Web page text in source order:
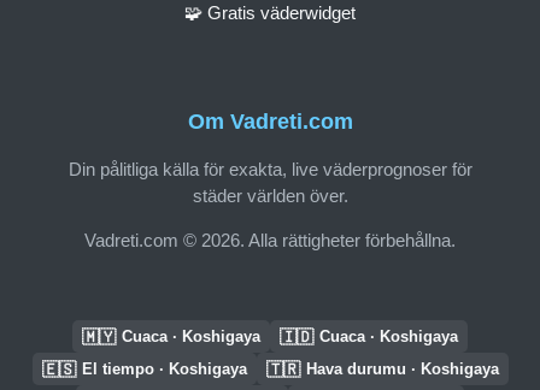
Om Vadreti.com
Din pålitliga källa för exakta, live väderprognoser för
städer världen över.
Vadreti.com © 2026. Alla rättigheter förbehållna.
🧩 Gratis väderwidget
🇲🇾 Cuaca · Koshigaya 🇮🇩 Cuaca · Koshigaya
🇪🇸 El tiempo · Koshigaya 🇹🇷 Hava durumu · Koshigaya